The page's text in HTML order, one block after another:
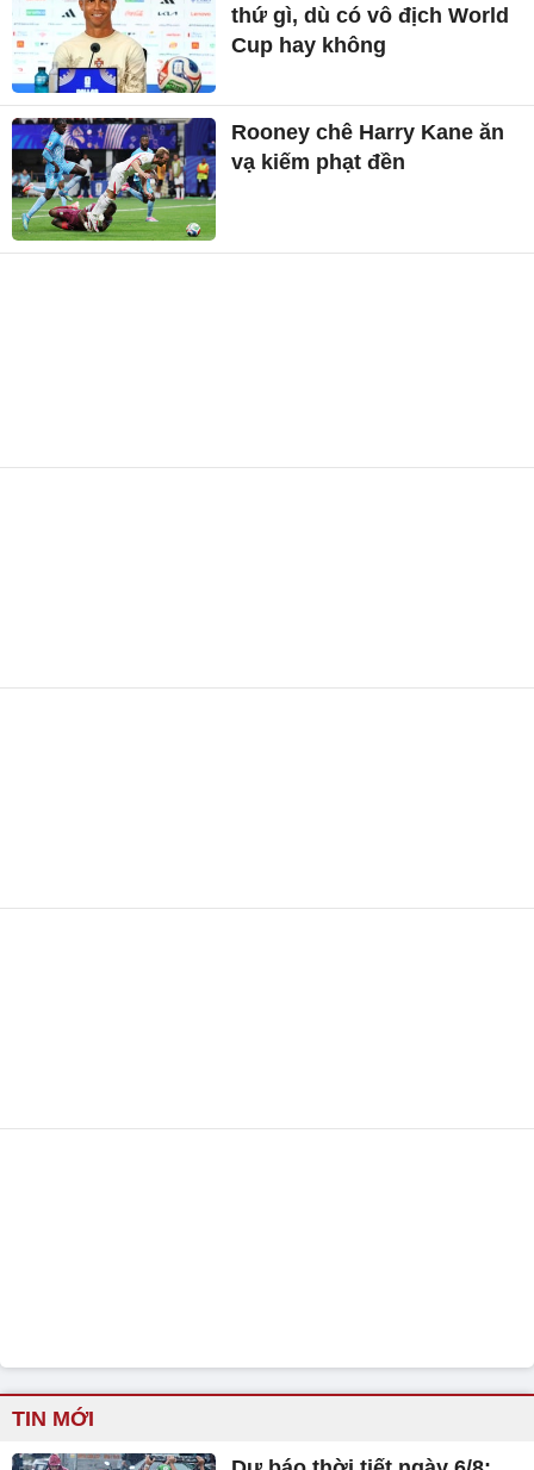
thứ gì, dù có vô địch World
Cup hay không
Rooney chê Harry Kane ăn
vạ kiếm phạt đền
TIN MỚI